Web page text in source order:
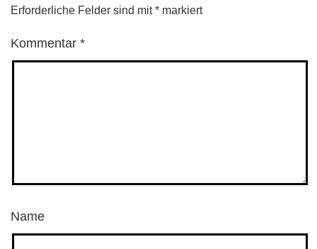
Erforderliche Felder sind mit* markiert
Kommentar *
Name